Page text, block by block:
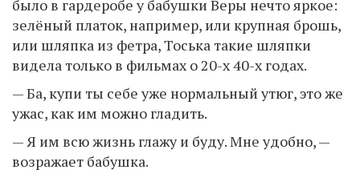
было в гардеробе у бабушки Веры нечто яркое:
зелёный платок, например, или крупная брошь,
или шляпка из фетра, Тоська такие шляпки
видела только в фильмах о 20-х 40-х годах.
— Ба, купи ты себе уже нормальный утюг, это же
ужас, как им можно гладить.
— Я им всю жизнь глажу и буду. Мне удобно, —
возражает бабушка.